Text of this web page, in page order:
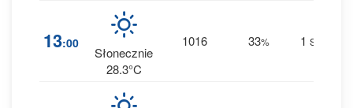
13:00
Słonecznie
28.3°C
1016 33% 1 SW